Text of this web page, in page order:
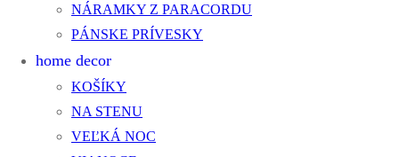
NÁRAMKY Z PARACORDU
PÁNSKE PRÍVESKY
home decor
KOŠÍKY
NA STENU
VEĽKÁ NOC